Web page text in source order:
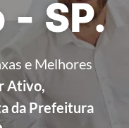
- SP.
e Melhores
Ativo,
da Prefeitura